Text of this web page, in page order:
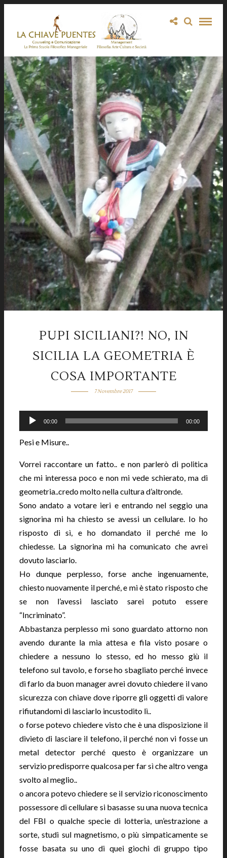
PUPI SICILIANI?! NO, IN
SICILIA LA GEOMETRIA È
COSA IMPORTANTE
7 Novembre 2017
Audio
Player
00:00 00:00
Pesi e Misure..
Vorrei raccontare un fatto.. e non parlerò di politica
che mi interessa poco e non mi vede schierato, ma di
geometria..credo molto nella cultura d’altronde.
Sono andato a votare ieri e entrando nel seggio una
signorina mi ha chiesto se avessi un cellulare. Io ho
risposto di sì, e ho domandato il perché me lo
chiedesse. La signorina mi ha comunicato che avrei
dovuto lasciarlo.
Ho dunque perplesso, forse anche ingenuamente,
chiesto nuovamente il perché, e mi è stato risposto che
se non l’avessi lasciato sarei potuto essere
“Incriminato”.
Abbastanza perplesso mi sono guardato attorno non
avendo durante la mia attesa e fila visto posare o
chiedere a nessuno lo stesso, ed ho messo giù il
telefono sul tavolo, e forse ho sbagliato perché invece
di farlo da buon manager avrei dovuto chiedere il vano
sicurezza con chiave dove riporre gli oggetti di valore
rifiutandomi di lasciarlo incustodito lì..
o forse potevo chiedere visto che è una disposizione il
divieto di lasciare il telefono, il perché non vi fosse un
metal detector perché questo è organizzare un
servizio predisporre qualcosa per far sì che altro venga
svolto al meglio..
o ancora potevo chiedere se il servizio riconoscimento
possessore di cellulare si basasse su una nuova tecnica
del FBI o qualche specie di lotteria, un’estrazione a
sorte, studi sul magnetismo, o più simpaticamente se
fosse basata su uno di quei giochi di gruppo tipo